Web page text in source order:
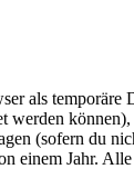
als temporäre
(sofern du
einem Jahr.